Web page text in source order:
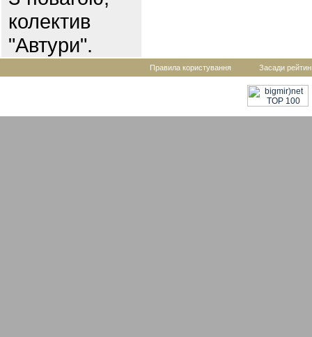
колектив
"Автури".
Правила користування Засади